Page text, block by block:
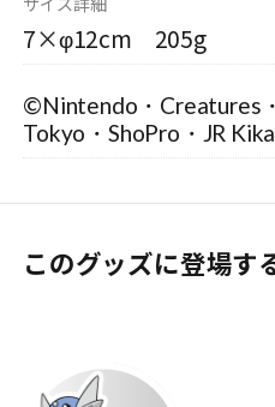
7×φ12cm 205g
©Nintendo・Creatures
Tokyo・ShoPro・JR
このグッズに登場す